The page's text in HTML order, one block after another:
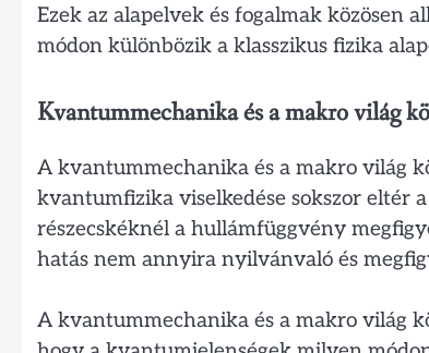
Ezek az alapelvek és fogalmak közösen
módon különbözik a klasszikus fizika
Kvantummechanika és a makro világ
A kvantummechanika és a makro világ
kvantumfizika viselkedése sokszor eltér
részecskéknél a hullámfüggvény
hatás nem annyira nyilvánvaló és
A kvantummechanika és a makro világ